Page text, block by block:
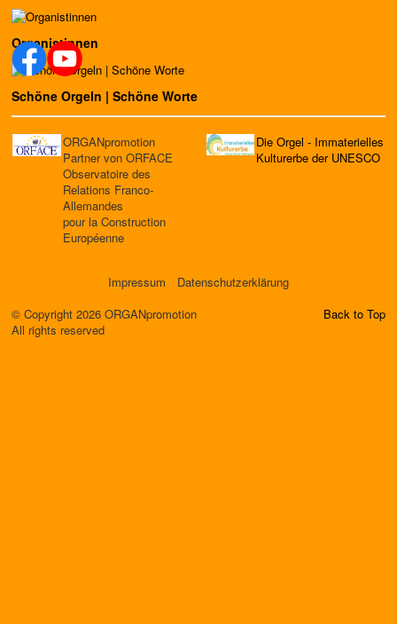
Organistinnen
Schöne Orgeln | Schöne Worte
ORGANpromotion
Partner von ORFACE
Observatoire des
Relations Franco-
Allemandes
pour la Construction
Européenne
Die Orgel - Immaterielles
Kulturerbe der UNESCO
Impressum
Datenschutzerklärung
© Copyright 2026 ORGANpromotion
All rights reserved
Back to Top